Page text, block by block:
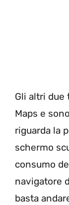
Gli altri due
Maps e
riguarda la
schermo
consumo
navigatore
basta